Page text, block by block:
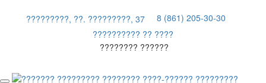
?????????, ??. ?????????, 37
8 (861) 205-30-30
?????????? ?? ????
???????? ??????